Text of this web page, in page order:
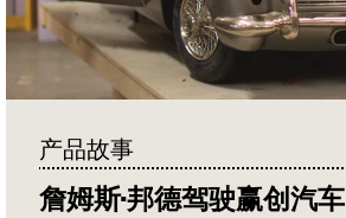
产品故事
詹姆斯·邦德驾驶赢创汽车